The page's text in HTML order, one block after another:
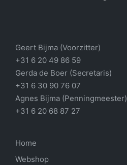
Geert Bijma (Voorzitter)
+31 6 20 49 86 59
Gerda de Boer (Secretaris)
+31 6 30 90 76 07
Agnes Bijma (Penningmeester)
+31 6 20 68 87 27
Home
Webshop